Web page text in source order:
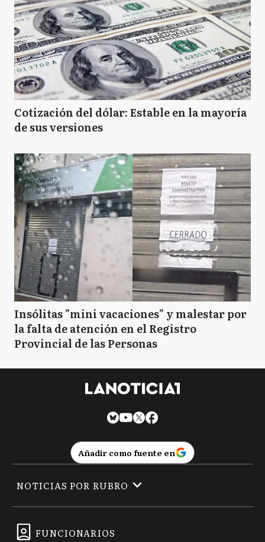
Cotización del dólar: Estable en la mayoría
de sus versiones
Insólitas "mini vacaciones" y malestar por
la falta de atención en el Registro
Provincial de las Personas
Añadir como fuente en
FUNCIONARIOS
NOTICIAS POR RUBRO